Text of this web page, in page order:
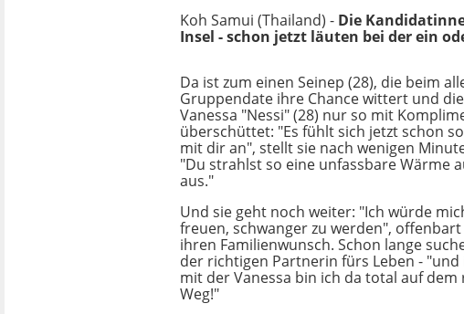
Koh Samui (Thailand) - Die
Insel - schon jetzt läuten bei der ein
Da ist zum einen Seinep (28), die beim
Gruppendate ihre Chance wittert und
Vanessa "Nessi" (28) nur so mit
überschüttet: "Es fühlt sich jetzt schon
mit dir an", stellt sie nach wenigen
"Du strahlst so eine unfassbare Wärme
aus."
Und sie geht noch weiter: "Ich würde
freuen, schwanger zu werden", offenbart
ihren Familienwunsch. Schon lange
der richtigen Partnerin fürs Leben - "und
mit der Vanessa bin ich da total auf dem
Weg!"